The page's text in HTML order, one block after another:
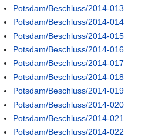
Potsdam/Beschluss/2014-013
Potsdam/Beschluss/2014-014
Potsdam/Beschluss/2014-015
Potsdam/Beschluss/2014-016
Potsdam/Beschluss/2014-017
Potsdam/Beschluss/2014-018
Potsdam/Beschluss/2014-019
Potsdam/Beschluss/2014-020
Potsdam/Beschluss/2014-021
Potsdam/Beschluss/2014-022